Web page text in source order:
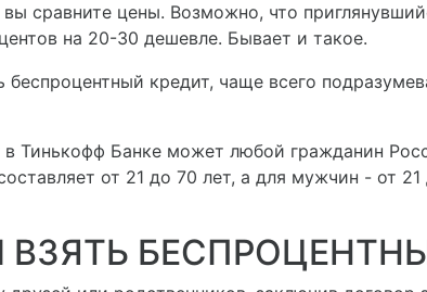
вы сравните цены. Возможно, что
на 20-30 дешевле. Бывает и такое.
кредит, чаще всего
Тинькофф Банке может любой гражданин
от 21 до 70 лет, а для мужчин - от